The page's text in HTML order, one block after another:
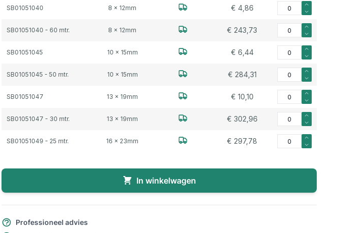
SB01051040 8 x 12mm € 4,86 Aantal voor
SB01051040 - 60 mtr. 8 x 12mm € 243,73 Aantal voor
SB01051045 10 x 15mm € 6,44 Aantal voor
SB01051045 - 50 mtr. 10 x 15mm € 284,31 Aantal voor
SB01051047 13 x 19mm € 10,10 Aantal voor
SB01051047 - 30 mtr. 13 x 19mm € 302,96 Aantal voor
SB01051049 - 25 mtr. 16 x 23mm € 297,78 Aantal voor
In winkelwagen
Professioneel advies